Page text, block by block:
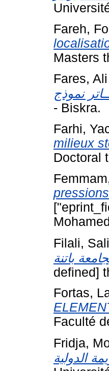
Fareh,
Masters
Fares, Ali
- Biskra.
Farhi,
milieux
Doctoral
Filali,
defined]
Fortas,
Faculté
Fridja,